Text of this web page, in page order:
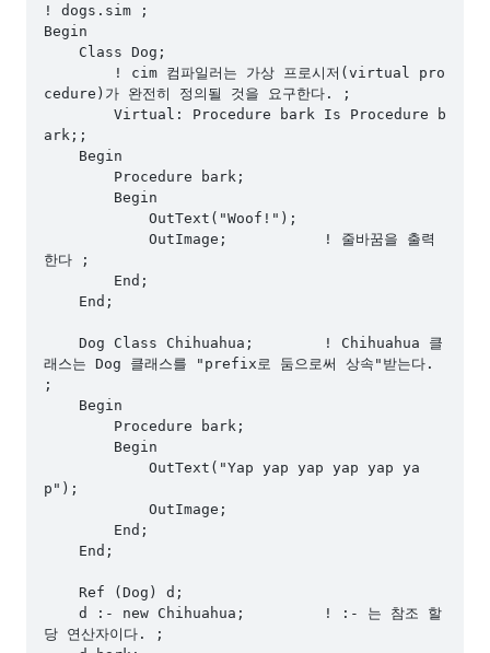
! dogs.sim ;
Begin
cedure)가 완전히 정의될 것을 요구한다. ;
ark;;
한다 ;
래스는 Dog 클래스를 "prefix로 둠으로써 상속"받는다.
;
p");
당 연산자이다. ;